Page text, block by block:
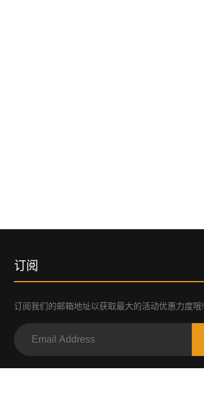
订阅
订阅我们的邮箱地址以获取最大的活动优惠力度哦!